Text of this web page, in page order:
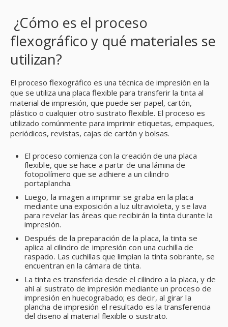
¿Cómo es el proceso
flexográfico y qué materiales se
utilizan?
El proceso flexográfico es una técnica de impresión en la
que se utiliza una placa flexible para transferir la tinta al
material de impresión, que puede ser papel, cartón,
plástico o cualquier otro sustrato flexible. El proceso es
utilizado comúnmente para imprimir etiquetas, empaques,
periódicos, revistas, cajas de cartón y bolsas.
El proceso comienza con la creación de una placa
flexible, que se hace a partir de una lámina de
fotopolímero que se adhiere a un cilindro
portaplancha.
Luego, la imagen a imprimir se graba en la placa
mediante una exposición a luz ultravioleta, y se lava
para revelar las áreas que recibirán la tinta durante la
impresión.
Después de la preparación de la placa, la tinta se
aplica al cilindro de impresión con una cuchilla de
raspado. Las cuchillas que limpian la tinta sobrante, se
encuentran en la cámara de tinta.
La tinta es transferida desde el cilindro a la placa, y de
ahí al sustrato de impresión mediante un proceso de
impresión en huecograbado; es decir, al girar la
plancha de impresión el resultado es la transferencia
del diseño al material flexible o sustrato.